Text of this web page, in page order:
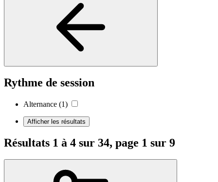
Rythme de session
Alternance (1)
Afficher les résultats
Résultats 1 à 4 sur 34, page 1 sur 9